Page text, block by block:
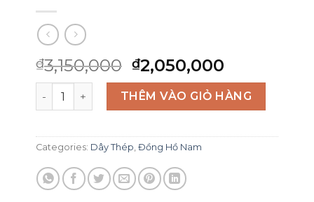
₫3,150,000 Original
price
was:
₫3,150,000.
₫2,050,000
price
is:
MTP-E500D-7A quantityTHÊM VÀO GIỎ HÀNG
Categories: Dây Thép Đồng Hồ Nam